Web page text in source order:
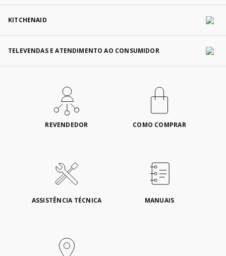
KITCHENAID
TELEVENDAS E ATENDIMENTO AO CONSUMIDOR
REVENDEDOR COMO COMPRAR
ASSISTÊNCIA TÉCNICA MANUAIS